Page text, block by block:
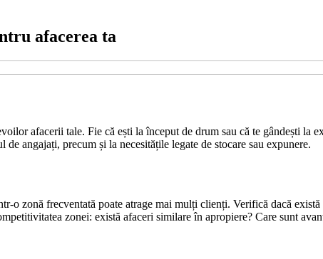
afacerea ta
afacerii tale. Fie că ești la început de drum sau că te gândești la
angajați, precum și la necesitățile legate de stocare sau expunere.
o zonă frecventată poate atrage mai mulți clienți. Verifică dacă
zonei: există afaceri similare în apropiere? Care sunt